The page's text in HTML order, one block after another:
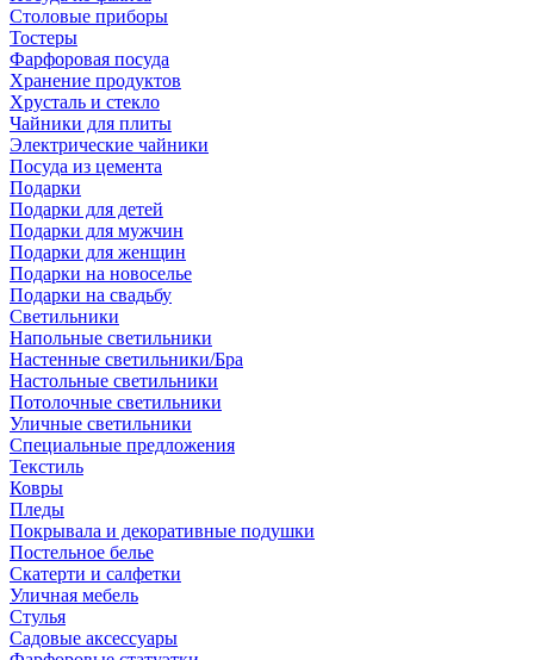
Столовые приборы
Тостеры
Фарфоровая посуда
Хранение продуктов
Хрусталь и стекло
Чайники для плиты
Электрические чайники
Посуда из цемента
Подарки
Подарки для детей
Подарки для мужчин
Подарки для женщин
Подарки на новоселье
Подарки на свадьбу
Светильники
Напольные светильники
Настенные светильники/Бра
Настольные светильники
Потолочные светильники
Уличные светильники
Специальные предложения
Текстиль
Ковры
Пледы
Покрывала и декоративные подушки
Постельное белье
Скатерти и салфетки
Уличная мебель
Стулья
Садовые аксессуары